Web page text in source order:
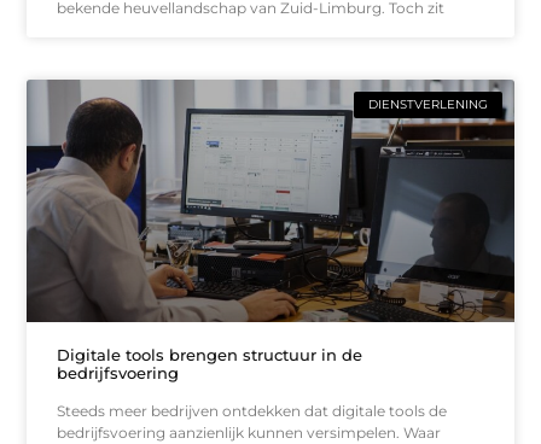
bekende heuvellandschap van Zuid-Limburg. Toch zit
DIENSTVERLENING
Digitale tools brengen structuur in de
bedrijfsvoering
Steeds meer bedrijven ontdekken dat digitale tools de
bedrijfsvoering aanzienlijk kunnen versimpelen. Waar